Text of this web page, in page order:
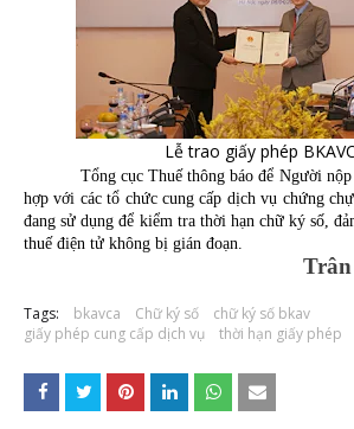
Lễ trao giấy phép
Tổng cục Thuế thông báo để Người
hợp với các tổ chức cung cấp dịch vụ chứng
đang sử dụng để kiểm tra thời hạn chữ ký số,
thuế điện tử không bị gián đoạn.
Tags: bkavca Chữ ký số
chữ ký số bkav
giấy phép cung cấp dịch vụ
thời hạn giấy phép